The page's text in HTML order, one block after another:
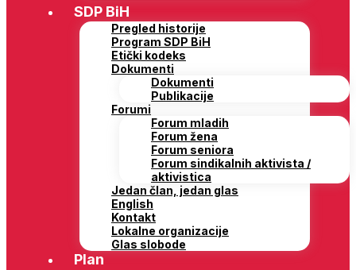
SDP BiH
Pregled historije
Program SDP BiH
Etički kodeks
Dokumenti
Dokumenti
Publikacije
Forumi
Forum mladih
Forum žena
Forum seniora
Forum sindikalnih aktivista /
aktivistica
Jedan član, jedan glas
English
Kontakt
Lokalne organizacije
Glas slobode
Plan